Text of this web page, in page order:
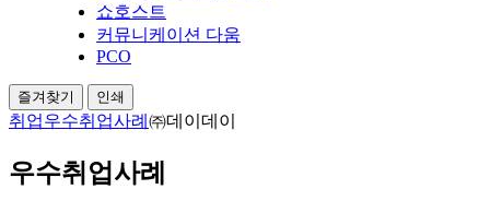
쇼호스트
커뮤니케이션 다움
PCO
즐겨찾기 인쇄
취업우수취업사례 ㈜데이데이
우수취업사례